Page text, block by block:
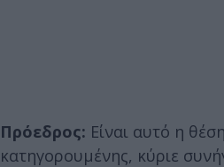
Πρόεδρος: Είναι αυτό η
κατηγορουμένης, κύριε